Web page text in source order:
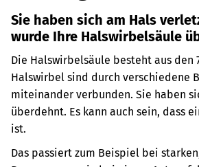
Sie haben sich am Hals
wurde Ihre Halswirbelsäule
Die Halswirbelsäule besteht aus den
Halswirbel sind durch verschiedene
miteinander verbunden. Sie haben
überdehnt. Es kann auch sein, dass
ist.
Das passiert zum Beispiel bei